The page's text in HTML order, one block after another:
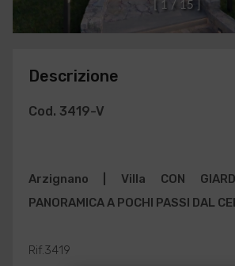
1 / 15
Descrizione
Cod. 3419-V
Arzignano |Villa CON
PANORAMICA A POCHI PASSI DAL
Rif.3419